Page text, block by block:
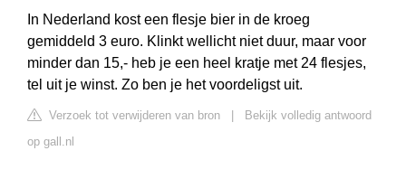
In Nederland kost een flesje bier in de kroeg
gemiddeld 3 euro. Klinkt wellicht niet duur, maar voor
minder dan 15,- heb je een heel kratje met 24 flesjes,
tel uit je winst. Zo ben je het voordeligst uit.
Verzoek tot verwijderen van bron
Bekijk volledig antwoord
op gall.nl